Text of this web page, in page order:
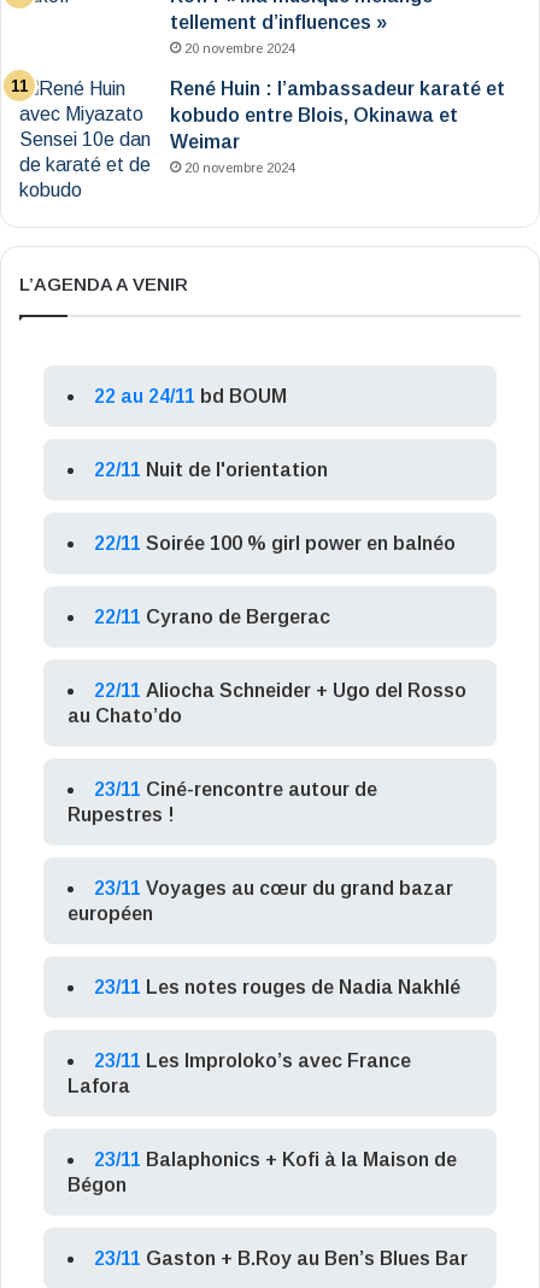
tellement d’influences »
20 novembre 2024
René Huin : l’ambassadeur karaté et
kobudo entre Blois, Okinawa et
Weimar
20 novembre 2024
L’AGENDA A VENIR
22 au 24/11 bd BOUM
22/11 Nuit de l'orientation
22/11 Soirée 100 % girl power en balnéo
22/11 Cyrano de Bergerac
22/11 Aliocha Schneider + Ugo del Rosso
au Chato’do
23/11 Ciné-rencontre autour de
Rupestres !
23/11 Voyages au cœur du grand bazar
européen
23/11 Les notes rouges de Nadia Nakhlé
23/11 Les Improloko’s avec France
Lafora
23/11 Balaphonics + Kofi à la Maison de
Bégon
23/11 Gaston + B.Roy au Ben’s Blues Bar